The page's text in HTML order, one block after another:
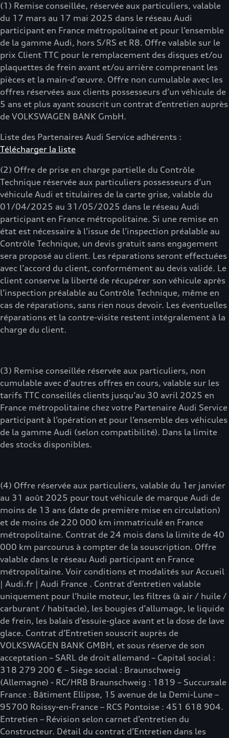
(1) Remise conseillée, réservée aux particuliers, valable
du 17 mars au 17 mai 2025 dans le réseau Audi
participant en France métropolitaine et pour l’ensemble
de la gamme Audi, hors S/RS et R8. Offre valable sur le
prix Client TTC pour le remplacement des disques et/ou
plaquettes de frein avant et/ou arrière comprenant les
pièces et la main-d'œuvre. Offre non cumulable avec les
offres réservées aux clients possesseurs d’un véhicule de
5 ans et plus ayant souscrit un contrat d’entretien auprès
de VOLKSWAGEN BANK GmbH.
Liste des Partenaires Audi Service adhérents :
Télécharger la liste
(2) Offre de prise en charge partielle du Contrôle
Technique réservée aux particuliers possesseurs d’un
véhicule Audi et titulaires de la carte grise, valable du
01/04/2025 au 31/05/2025 dans le réseau Audi
participant en France métropolitaine. Si une remise en
état est nécessaire à l’issue de l’inspection préalable au
Contrôle Technique, un devis gratuit sans engagement
sera proposé au client. Les réparations seront effectuées
avec l’accord du client, conformément au devis validé. Le
client conserve la liberté de récupérer son véhicule après
l’inspection préalable au Contrôle Technique, même en
cas de réparations, sans rien nous devoir. Les éventuelles
réparations et la contre-visite restent intégralement à la
charge du client.
(3) Remise conseillée réservée aux particuliers, non
cumulable avec d’autres offres en cours, valable sur les
tarifs TTC conseillés clients jusqu’au 30 avril 2025 en
France métropolitaine chez votre Partenaire Audi Service
participant à l’opération et pour l’ensemble des véhicules
de la gamme Audi (selon compatibilité). Dans la limite
des stocks disponibles.
(4) Offre réservée aux particuliers, valable du 1er janvier
au 31 août 2025 pour tout véhicule de marque Audi de
moins de 13 ans (date de première mise en circulation)
et de moins de 220 000 km immatriculé en France
métropolitaine. Contrat de 24 mois dans la limite de 40
000 km parcourus à compter de la souscription. Offre
valable dans le réseau Audi participant en France
métropolitaine. Voir conditions et modalités sur Accueil
| Audi.fr | Audi France . Contrat d’entretien valable
uniquement pour l’huile moteur, les filtres (à air / huile /
carburant / habitacle), les bougies d’allumage, le liquide
de frein, les balais d’essuie-glace avant et la dose de lave
glace. Contrat d’Entretien souscrit auprès de
VOLKSWAGEN BANK GMBH, et sous réserve de son
acceptation – SARL de droit allemand – Capital social :
318 279 200 € – Siège social : Braunschweig
(Allemagne) - RC/HRB Braunschweig : 1819 – Succursale
France : Bâtiment Ellipse, 15 avenue de la Demi-Lune –
95700 Roissy-en-France – RCS Pontoise : 451 618 904.
Entretien – Révision selon carnet d’entretien du
Constructeur. Détail du contrat d’Entretien dans les